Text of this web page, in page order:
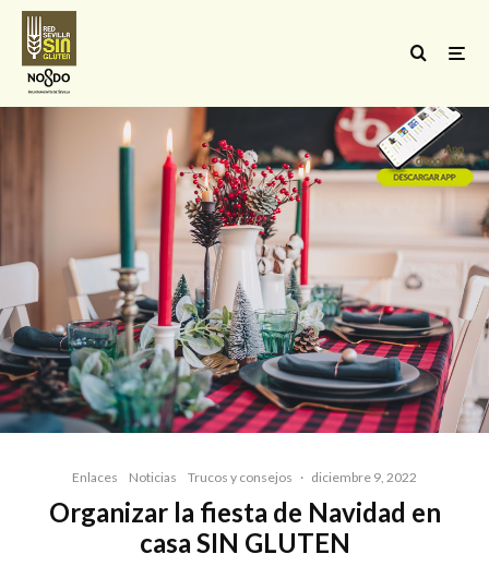
Enlaces Noticias Trucos y consejos · diciembre 9, 2022
Organizar la fiesta de Navidad en
casa SIN GLUTEN